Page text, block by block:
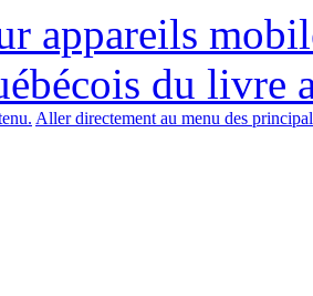
appareils
du livre
Aller directement au menu des